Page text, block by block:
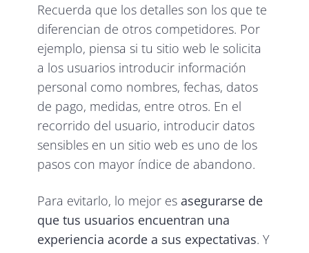
Recuerda que los detalles son los que te
diferencian de otros competidores. Por
ejemplo, piensa si tu sitio web le solicita
a los usuarios introducir información
personal como nombres, fechas, datos
de pago, medidas, entre otros. En el
recorrido del usuario, introducir datos
sensibles en un sitio web es uno de los
pasos con mayor índice de abandono.
Para evitarlo, lo mejor esasegurarse de
que tus usuarios encuentran una
experiencia acorde a sus expectativas. Y